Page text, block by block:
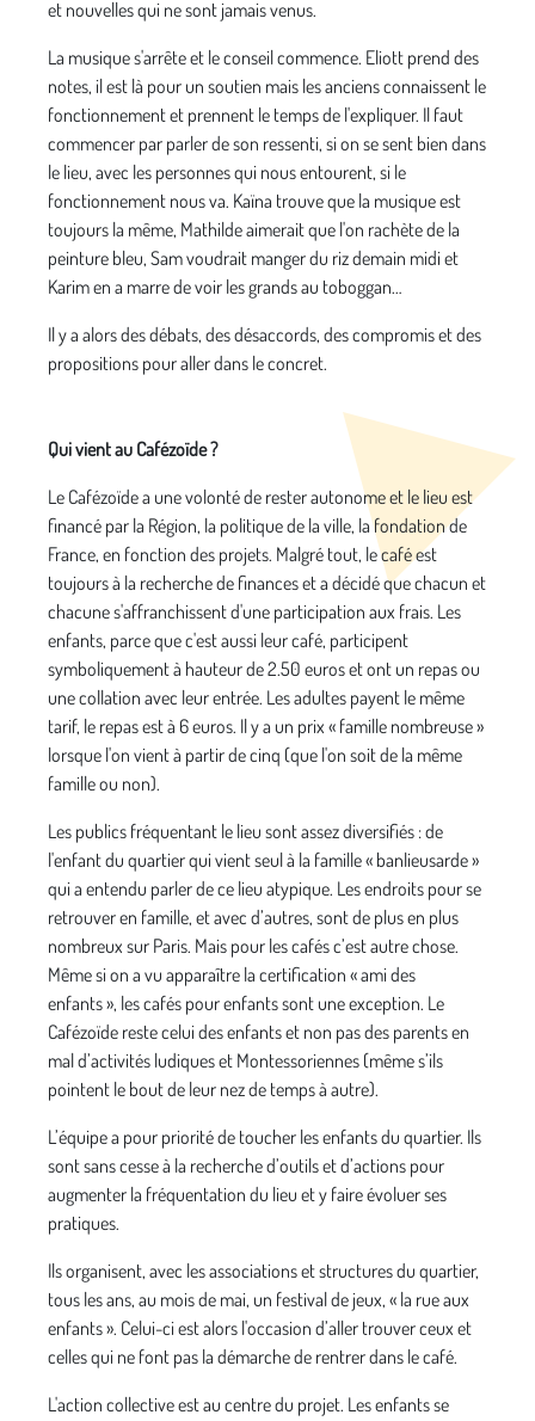
et nouvelles qui ne sont jamais venus.
La musique s'arrête et le conseil commence. Eliott prend des
notes, il est là pour un soutien mais les anciens connaissent le
fonctionnement et prennent le temps de l'expliquer. Il faut
commencer par parler de son ressenti, si on se sent bien dans
le lieu, avec les personnes qui nous entourent, si le
fonctionnement nous va. Kaïna trouve que la musique est
toujours la même, Mathilde aimerait que l'on rachète de la
peinture bleu, Sam voudrait manger du riz demain midi et
Karim en a marre de voir les grands au toboggan…
Il y a alors des débats, des désaccords, des compromis et des
propositions pour aller dans le concret.
Qui vient au Cafézoïde ?
Le Cafézoïde a une volonté de rester autonome et le lieu est
financé par la Région, la politique de la ville, la fondation de
France, en fonction des projets. Malgré tout, le café est
toujours à la recherche de finances et a décidé que chacun et
chacune s'affranchissent d'une participation aux frais. Les
enfants, parce que c'est aussi leur café, participent
symboliquement à hauteur de 2.50 euros et ont un repas ou
une collation avec leur entrée. Les adultes payent le même
tarif, le repas est à 6 euros. Il y a un prix « famille nombreuse »
lorsque l'on vient à partir de cinq (que l'on soit de la même
famille ou non).
Les publics fréquentant le lieu sont assez diversifiés : de
l'enfant du quartier qui vient seul à la famille « banlieusarde »
qui a entendu parler de ce lieu atypique. Les endroits pour se
retrouver en famille, et avec d’autres, sont de plus en plus
nombreux sur Paris. Mais pour les cafés c’est autre chose.
Même si on a vu apparaître la certification « ami des
enfants », les cafés pour enfants sont une exception. Le
Cafézoïde reste celui des enfants et non pas des parents en
mal d’activités ludiques et Montessoriennes (même s’ils
pointent le bout de leur nez de temps à autre).
L’équipe a pour priorité de toucher les enfants du quartier. Ils
sont sans cesse à la recherche d’outils et d’actions pour
augmenter la fréquentation du lieu et y faire évoluer ses
pratiques.
Ils organisent, avec les associations et structures du quartier,
tous les ans, au mois de mai, un festival de jeux, « la rue aux
enfants ». Celui-ci est alors l'occasion d’aller trouver ceux et
celles qui ne font pas la démarche de rentrer dans le café.
L'action collective est au centre du projet. Les enfants se